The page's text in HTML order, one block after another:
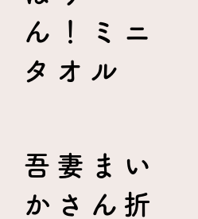
ん！ミニ
タオル
吾妻まい
かさん折